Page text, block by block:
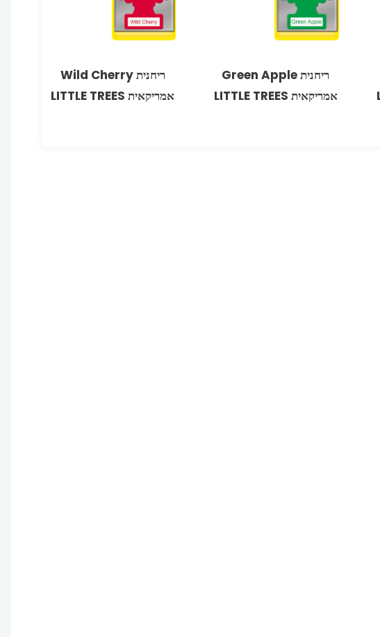
ריחנית Green Apple
אמריקאית LITTLE TREES
ריחנית Wild Cherry
אמריקאית LITTLE TREES